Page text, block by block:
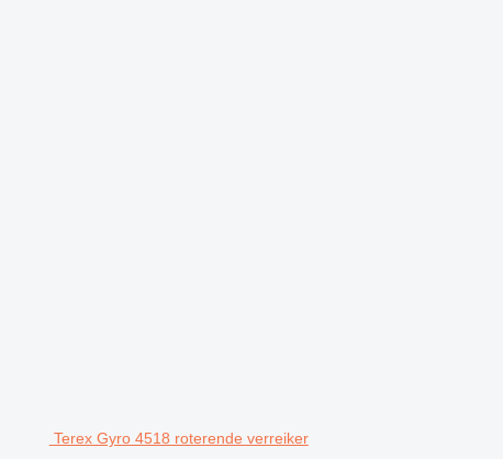
Terex Gyro 4518 roterende verreiker